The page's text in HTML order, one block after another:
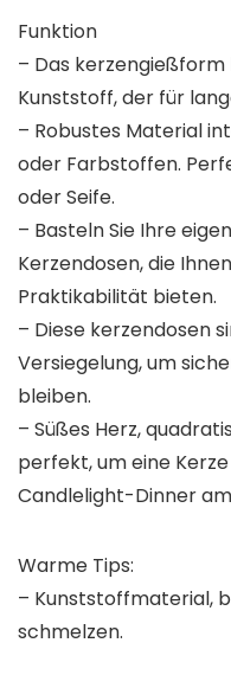
Funktion
– Das
Kunststoff, der für
– Robustes Material
oder Farbstoffen.
oder Seife.
– Basteln Sie Ihre
Kerzendosen, die
Praktikabilität bieten.
– Diese kerzendosen
Versiegelung, um
bleiben.
– Süßes Herz,
perfekt, um eine
Candlelight-Dinner
Warme Tips:
– Kunststoffmaterial,
schmelzen.